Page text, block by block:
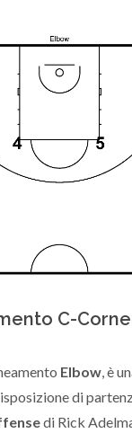
C-
Elbow, è
di
di Rick